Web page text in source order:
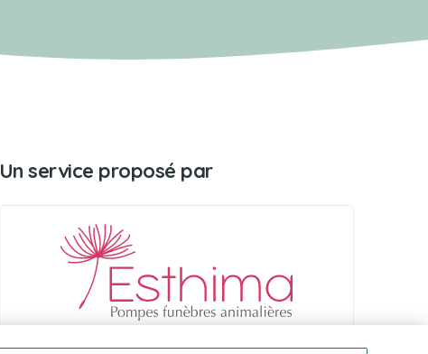
Un service proposé par